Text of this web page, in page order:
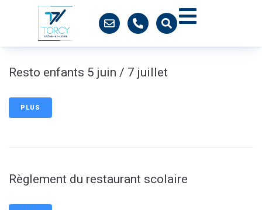
Resto enfants 5 juin / 7 juillet
PLUS
Règlement du restaurant scolaire